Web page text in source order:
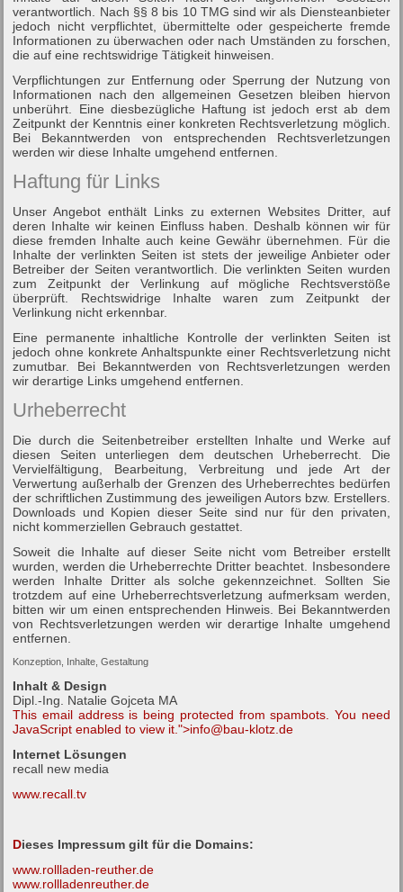
verantwortlich. Nach §§ 8 bis 10 TMG sind wir als Diensteanbieter
jedoch nicht verpflichtet, übermittelte oder gespeicherte fremde
Informationen zu überwachen oder nach Umständen zu forschen,
die auf eine rechtswidrige Tätigkeit hinweisen.
Verpflichtungen zur Entfernung oder Sperrung der Nutzung von
Informationen nach den allgemeinen Gesetzen bleiben hiervon
unberührt. Eine diesbezügliche Haftung ist jedoch erst ab dem
Zeitpunkt der Kenntnis einer konkreten Rechtsverletzung möglich.
Bei Bekanntwerden von entsprechenden Rechtsverletzungen
werden wir diese Inhalte umgehend entfernen.
Haftung für Links
Unser Angebot enthält Links zu externen Websites Dritter, auf
deren Inhalte wir keinen Einfluss haben. Deshalb können wir für
diese fremden Inhalte auch keine Gewähr übernehmen. Für die
Inhalte der verlinkten Seiten ist stets der jeweilige Anbieter oder
Betreiber der Seiten verantwortlich. Die verlinkten Seiten wurden
zum Zeitpunkt der Verlinkung auf mögliche Rechtsverstöße
überprüft. Rechtswidrige Inhalte waren zum Zeitpunkt der
Verlinkung nicht erkennbar.
Eine permanente inhaltliche Kontrolle der verlinkten Seiten ist
jedoch ohne konkrete Anhaltspunkte einer Rechtsverletzung nicht
zumutbar. Bei Bekanntwerden von Rechtsverletzungen werden
wir derartige Links umgehend entfernen.
Urheberrecht
Die durch die Seitenbetreiber erstellten Inhalte und Werke auf
diesen Seiten unterliegen dem deutschen Urheberrecht. Die
Vervielfältigung, Bearbeitung, Verbreitung und jede Art der
Verwertung außerhalb der Grenzen des Urheberrechtes bedürfen
der schriftlichen Zustimmung des jeweiligen Autors bzw. Erstellers.
Downloads und Kopien dieser Seite sind nur für den privaten,
nicht kommerziellen Gebrauch gestattet.
Soweit die Inhalte auf dieser Seite nicht vom Betreiber erstellt
wurden, werden die Urheberrechte Dritter beachtet. Insbesondere
werden Inhalte Dritter als solche gekennzeichnet. Sollten Sie
trotzdem auf eine Urheberrechtsverletzung aufmerksam werden,
bitten wir um einen entsprechenden Hinweis. Bei Bekanntwerden
von Rechtsverletzungen werden wir derartige Inhalte umgehend
entfernen.
Konzeption, Inhalte, Gestaltung
Inhalt & Design
Dipl.-Ing. Natalie Gojceta MA
This email address is being protected from spambots. You need
JavaScript enabled to view it.">info@bau-klotz.de
Internet Lösungen
recall new media
www.recall.tv
Dieses Impressum gilt für die Domains:
www.rollladen-reuther.de
www.rollladenreuther.de